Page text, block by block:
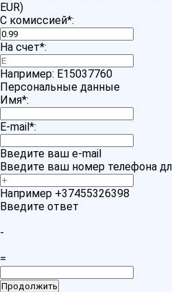
EUR)
С комиссией*:
На счет*:
Например: E15037760
Персональные данные
Имя*:
E-mail*:
Введите ваш e-mail
Введите ваш номер телефона
Например +37455326398
Введите ответ
-
=